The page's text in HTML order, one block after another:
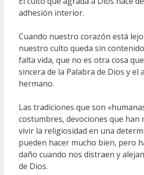
adhesión interior.
Cuando nuestro corazón está
nuestro culto queda sin
falta vida, que no es otra cosa
sincera de la Palabra de Dios y el
hermano.
Las tradiciones que son
costumbres, devociones que han
vivir la religiosidad en una
pueden hacer mucho bien, pero
daño cuando nos distraen y
de Dios.